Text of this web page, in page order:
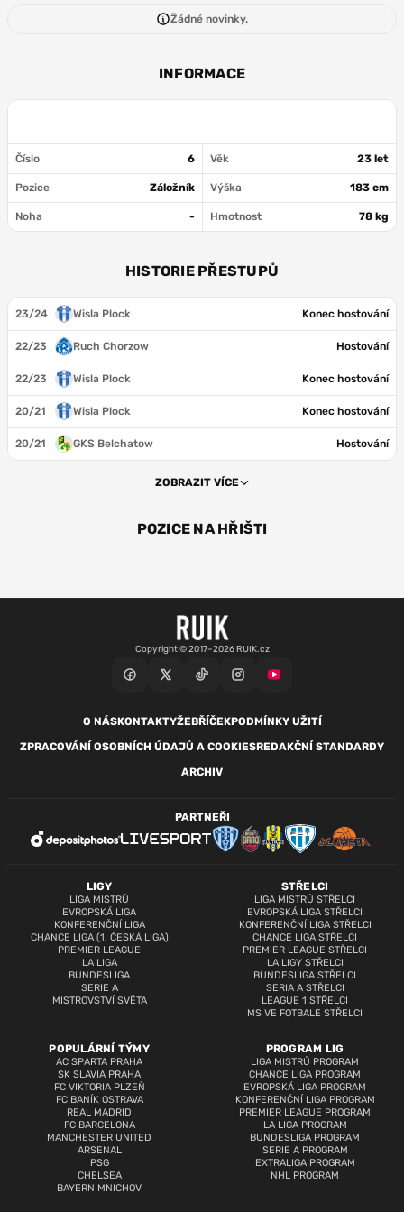
Žádné novinky.
INFORMACE
Číslo 6 Věk 23 let
Pozice Záložník Výška 183 cm
Noha - Hmotnost 78 kg
HISTORIE PŘESTUPŮ
23/24 Wisla Plock Konec hostování
22/23 Ruch Chorzow Hostování
22/23 Wisla Plock Konec hostování
20/21 Wisla Plock Konec hostování
20/21 GKS Belchatow Hostování
ZOBRAZIT VÍCE
POZICE NA HŘIŠTI
Copyright © 2017–2026 RUIK.cz
O NÁSKONTAKTYŽEBŘÍČEKPODMÍNKY UŽITÍ
ZPRACOVÁNÍ OSOBNÍCH ÚDAJŮ A COOKIESREDAKČNÍ STANDARDY
ARCHIV
LIGY
LIGA MISTRŮ
EVROPSKÁ LIGA
KONFERENČNÍ LIGA
CHANCE LIGA (1. ČESKÁ LIGA)
PREMIER LEAGUE
LA LIGA
BUNDESLIGA
SERIE A
MISTROVSTVÍ SVĚTA
STŘELCI
LIGA MISTRŮ STŘELCI
EVROPSKÁ LIGA STŘELCI
KONFERENČNÍ LIGA STŘELCI
CHANCE LIGA STŘELCI
PREMIER LEAGUE STŘELCI
LA LIGY STŘELCI
BUNDESLIGA STŘELCI
SERIA A STŘELCI
LEAGUE 1 STŘELCI
MS VE FOTBALE STŘELCI
POPULÁRNÍ TÝMY
AC SPARTA PRAHA
SK SLAVIA PRAHA
FC VIKTORIA PLZEŇ
FC BANÍK OSTRAVA
REAL MADRID
FC BARCELONA
MANCHESTER UNITED
ARSENAL
PSG
CHELSEA
BAYERN MNICHOV
PROGRAM LIG
LIGA MISTRŮ PROGRAM
CHANCE LIGA PROGRAM
EVROPSKÁ LIGA PROGRAM
KONFERENČNÍ LIGA PROGRAM
PREMIER LEAGUE PROGRAM
LA LIGA PROGRAM
BUNDESLIGA PROGRAM
SERIE A PROGRAM
EXTRALIGA PROGRAM
NHL PROGRAM
PARTNEŘI